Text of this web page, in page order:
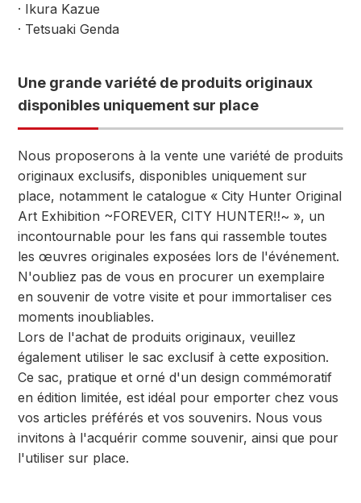
· Ikura Kazue
· Tetsuaki Genda
Une grande variété de produits originaux
disponibles uniquement sur place
Nous proposerons à la vente une variété de produits
originaux exclusifs, disponibles uniquement sur
place, notamment le catalogue « City Hunter Original
Art Exhibition ~FOREVER, CITY HUNTER‼~ », un
incontournable pour les fans qui rassemble toutes
les œuvres originales exposées lors de l'événement.
N'oubliez pas de vous en procurer un exemplaire
en souvenir de votre visite et pour immortaliser ces
moments inoubliables.
Lors de l'achat de produits originaux, veuillez
également utiliser le sac exclusif à cette exposition.
Ce sac, pratique et orné d'un design commémoratif
en édition limitée, est idéal pour emporter chez vous
vos articles préférés et vos souvenirs. Nous vous
invitons à l'acquérir comme souvenir, ainsi que pour
l'utiliser sur place.